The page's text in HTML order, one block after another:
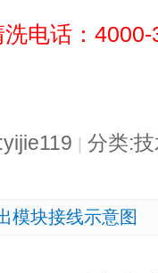
电话：
分类:
模块接线示意图